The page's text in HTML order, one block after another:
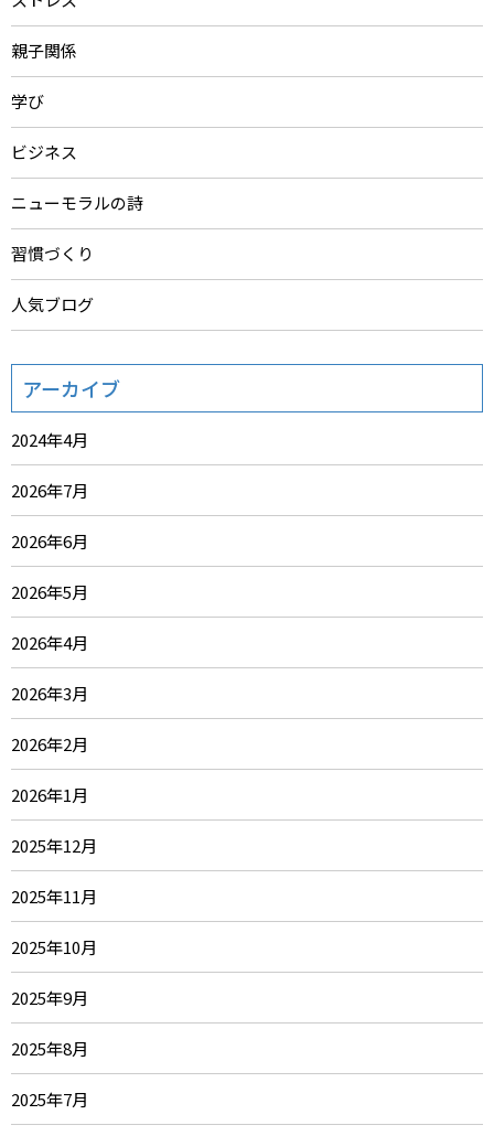
親子関係
学び
ビジネス
ニューモラルの詩
習慣づくり
人気ブログ
アーカイブ
2024年4月
2026年7月
2026年6月
2026年5月
2026年4月
2026年3月
2026年2月
2026年1月
2025年12月
2025年11月
2025年10月
2025年9月
2025年8月
2025年7月